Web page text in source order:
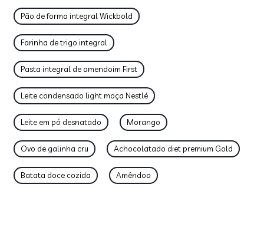
Pão de forma integral Wickbold
Farinha de trigo integral
Pasta integral de amendoim First
Leite condensado light moça Nestlé
Leite em pó desnatado Morango
Ovo de galinha cru Achocolatado diet premium Gold
Batata doce cozida Amêndoa